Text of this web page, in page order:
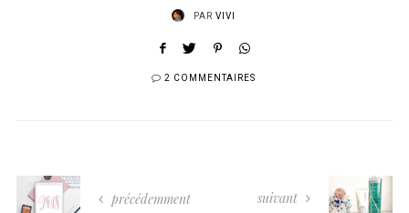
PAR VIVI
2 COMMENTAIRES
précédemment suivant